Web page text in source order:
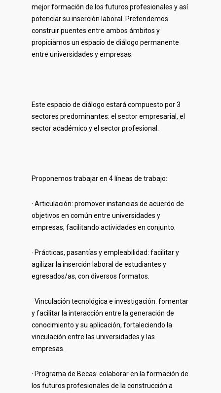
mejor formación de los futuros profesionales y así
potenciar su inserción laboral. Pretendemos
construir puentes entre ambos ámbitos y
propiciamos un espacio de diálogo permanente
entre universidades y empresas.
Este espacio de diálogo estará compuesto por 3
sectores predominantes: el sector empresarial, el
sector académico y el sector profesional.
Proponemos trabajar en 4 líneas de trabajo:
· Articulación: promover instancias de acuerdo de
objetivos en común entre universidades y
empresas, facilitando actividades en conjunto.
· Prácticas, pasantías y empleabilidad: facilitar y
agilizar la inserción laboral de estudiantes y
egresados/as, con diversos formatos.
· Vinculación tecnológica e investigación: fomentar
y facilitar la interacción entre la generación de
conocimiento y su aplicación, fortaleciendo la
vinculación entre las universidades y las
empresas.
· Programa de Becas: colaborar en la formación de
los futuros profesionales de la construcción a